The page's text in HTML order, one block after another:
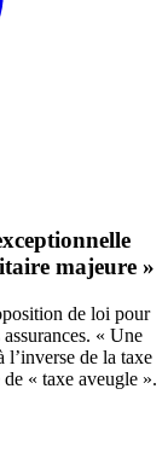
majeure »
de loi pour
« Une
l’inverse de la taxe
« taxe aveugle ».